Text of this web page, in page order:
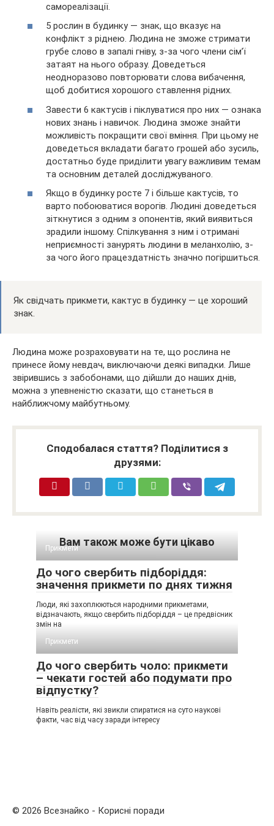
самореалізації.
5 рослин в будинку — знак, що вказує на
конфлікт з ріднею. Людина не зможе стримати
грубе слово в запалі гніву, з-за чого члени сім’ї
затаят на нього образу. Доведеться
неодноразово повторювати слова вибачення,
щоб добитися хорошого ставлення рідних.
Завести 6 кактусів і піклуватися про них — ознака
нових знань і навичок. Людина зможе знайти
можливість покращити свої вміння. При цьому не
доведеться вкладати багато грошей або зусиль,
достатньо буде приділити увагу важливим темам
та основним деталей досліджуваного.
Якщо в будинку росте 7 і більше кактусів, то
варто побоюватися ворогів. Людині доведеться
зіткнутися з одним з опонентів, який виявиться
зрадили іншому. Спілкування з ним і отримані
неприємності занурять людини в меланхолію, з-
за чого його працездатність значно погіршиться.
Як свідчать прикмети, кактус в будинку — це хороший
знак.
Людина може розраховувати на те, що рослина не
принесе йому невдач, виключаючи деякі випадки. Лише
звірившись з забобонами, що дійшли до наших днів,
можна з упевненістю сказати, що станеться в
найближчому майбутньому.
Сподобалася стаття? Поділитися з
друзями:
Вам також може бути цікаво
Прикмети
До чого свербить підборіддя:
значення прикмети по днях тижня
Люди, які захоплюються народними прикметами,
відзначають, якщо свербить підборіддя – це предвісник
змін на
Прикмети
До чого свербить чоло: прикмети
– чекати гостей або подумати про
відпустку?
Навіть реалісти, які звикли спиратися на суто наукові
факти, час від часу заради інтересу
© 2026 Всезнайко - Корисні поради